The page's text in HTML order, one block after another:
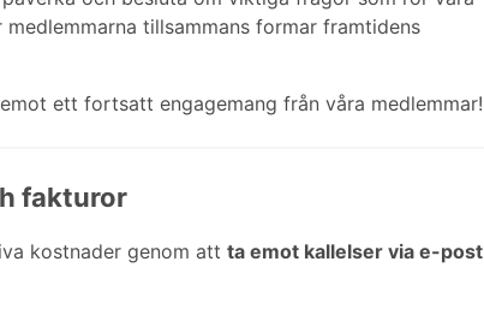
tillsammans formar framtidens
ett fortsatt engagemang från våra medlemmar!
fakturor
kostnader genom att ta emot kallelser via e-post